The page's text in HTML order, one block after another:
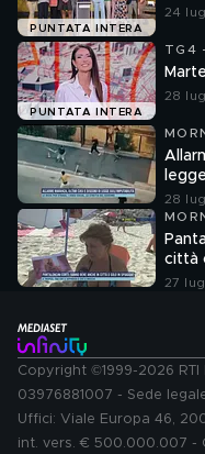
PUNTATA INTERA
24
PUNTATA INTERA
TG4
28
28
città
27
Copyright ©1999-2026 RTI
03976881007 - Sede
Uffici: Viale Europa 46,
int. vers. € 500.000.007 -